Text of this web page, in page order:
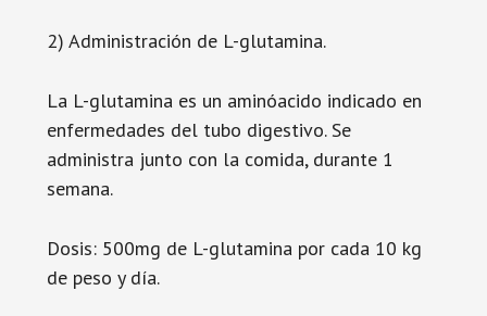
2) Administración de L-glutamina.
La L-glutamina es un aminóacido indicado en
enfermedades del tubo digestivo. Se
administra junto con la comida, durante 1
semana.
Dosis: 500mg de L-glutamina por cada 10 kg
de peso y día.